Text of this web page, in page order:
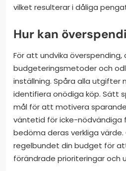
vilket resulterar i dåliga
Hur kan
För att undvika
budgeteringsmetoder och
inställning. Spåra alla utgifter
identifiera onödiga köp. Sätt
mål för att motivera
väntetid för icke-nödvändiga
bedöma deras verkliga värde.
regelbundet din budget för
förändrade prioriteringar och